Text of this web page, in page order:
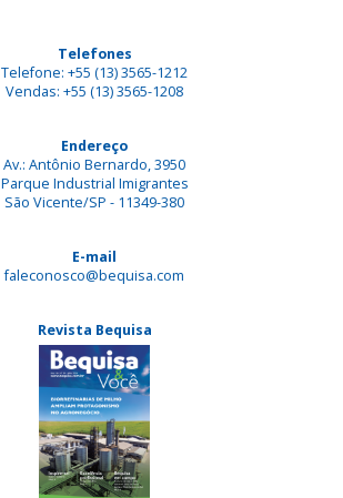
Telefones
Telefone: +55 (13) 3565-1212
Vendas: +55 (13) 3565-1208
Endereço
Av.: Antônio Bernardo, 3950
Parque Industrial Imigrantes
São Vicente/SP - 11349-380
E-mail
faleconosco@bequisa.com
Revista Bequisa